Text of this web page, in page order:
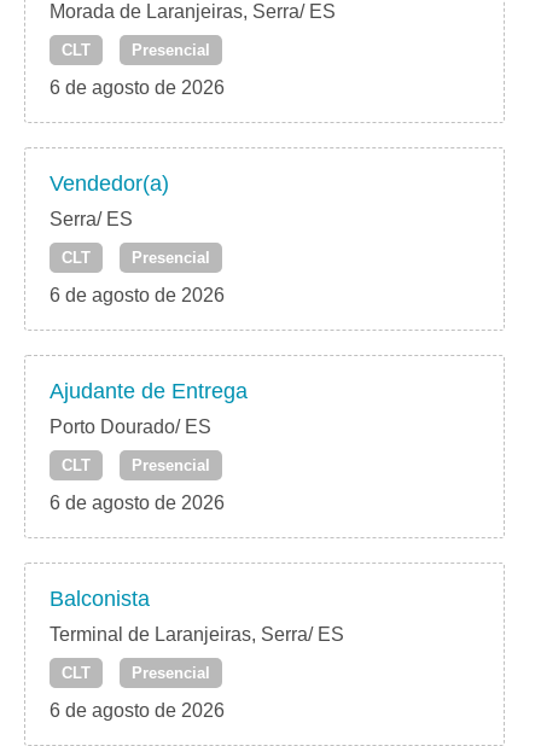
Morada de Laranjeiras, Serra/ ES
CLT Presencial
6 de agosto de 2026
Vendedor(a)
Serra/ ES
CLT Presencial
6 de agosto de 2026
Ajudante de Entrega
Porto Dourado/ ES
CLT Presencial
6 de agosto de 2026
Balconista
Terminal de Laranjeiras, Serra/ ES
CLT Presencial
6 de agosto de 2026